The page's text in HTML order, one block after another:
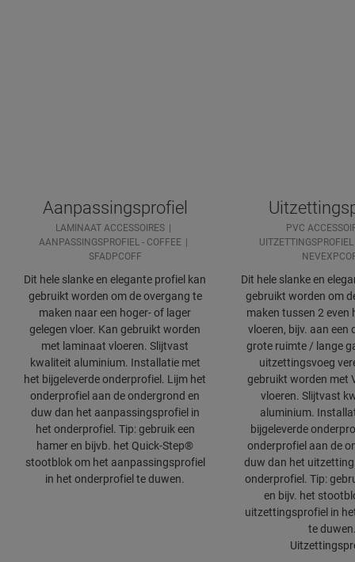
Aanpassingsprofiel
LAMINAAT ACCESSOIRES
AANPASSINGSPROFIEL - COFFEE
SFADPCOFF
Dit hele slanke en elegante profiel kan
gebruikt worden om de overgang te
maken naar een hoger- of lager
gelegen vloer. Kan gebruikt worden
met laminaat vloeren. Slijtvast
kwaliteit aluminium. Installatie met
het bijgeleverde onderprofiel. Lijm het
onderprofiel aan de ondergrond en
duw dan het aanpassingsprofiel in
het onderprofiel. Tip: gebruik een
hamer en bijvb. het Quick-Step®
stootblok om het aanpassingsprofiel
in het onderprofiel te duwen.
PVC
Dit hele slanke en
gebruikt worden om
maken tussen 2 even
vloeren, bijv. aan een
grote ruimte / lange
uitzettingsvoeg
gebruikt worden met
vloeren. Slijtvast
aluminium.
bijgeleverde
onderprofiel aan de
duw dan het
onderprofiel. Tip:
en bijv. het
uitzettingsprofiel in
te